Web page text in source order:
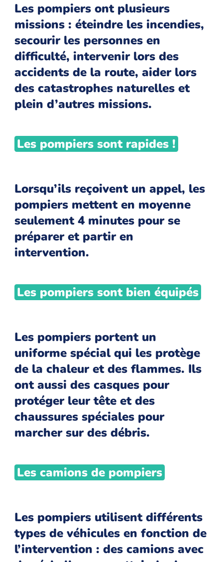
Les pompiers ont plusieurs
missions : éteindre les incendies,
secourir les personnes en
difficulté, intervenir lors des
accidents de la route, aider lors
des catastrophes naturelles et
plein d’autres missions.
Les pompiers sont rapides !
Lorsqu’ils reçoivent un appel, les
pompiers mettent en moyenne
seulement 4 minutes pour se
préparer et partir en
intervention.
Les pompiers sont bien équipés
Les pompiers portent un
uniforme spécial qui les protège
de la chaleur et des flammes. Ils
ont aussi des casques pour
protéger leur tête et des
chaussures spéciales pour
marcher sur des débris.
Les camions de pompiers
Les pompiers utilisent différents
types de véhicules en fonction de
l’intervention : des camions avec